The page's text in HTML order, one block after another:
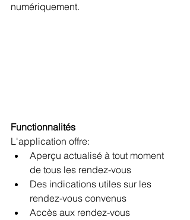
numériquement.
Functionnalités
L'application offre:
Aperçu actualisé à tout moment
de tous les rendez-vous
Des indications utiles sur les
rendez-vous convenus
Accès aux rendez-vous